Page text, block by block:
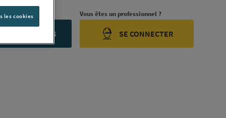
?
NOUS
Vous êtes un professionnel ?
SE CONNECTER
les cookies